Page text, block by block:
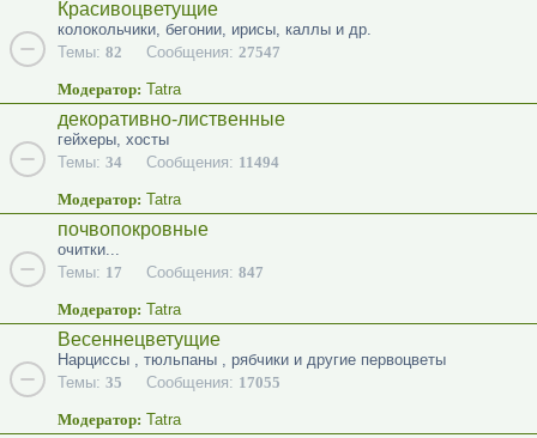
Красивоцветущие
колокольчики, бегонии, ирисы, каллы и др.
Темы: 82 Сообщения: 27547
Модератор: Tatra
декоративно-лиственные
гейхеры, хосты
Темы: 34 Сообщения: 11494
Модератор: Tatra
почвопокровные
очитки...
Темы: 17 Сообщения: 847
Модератор: Tatra
Весеннецветущие
Нарциссы , тюльпаны , рябчики и другие первоцветы
Темы: 35 Сообщения: 17055
Модератор: Tatra